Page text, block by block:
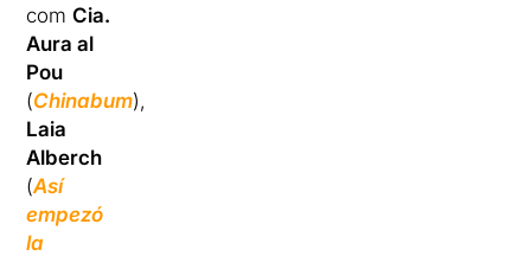
comCia.
Aura al
Pou
(Chinabum),
Laia
Alberch
(Así
empezó
la